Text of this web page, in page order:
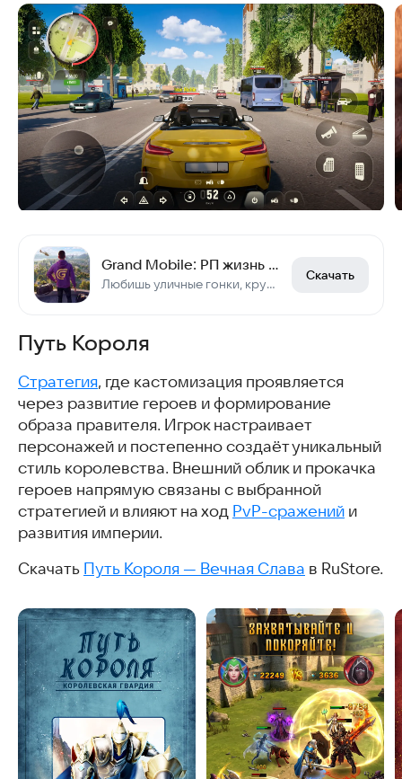
Любишь уличные гонки, крутые машины и открытый мир? Наш онлайн РП симулятор ждет
Скачать
Путь Короля
Стратегия, где кастомизация проявляется
через развитие героев и формирование
образа правителя. Игрок настраивает
персонажей и постепенно создаёт уникальный
стиль королевства. Внешний облик и прокачка
героев напрямую связаны с выбранной
стратегией и влияют на ход PvP-сражений и
развития империи.
Скачать Путь Короля — Вечная Слава в RuStore.